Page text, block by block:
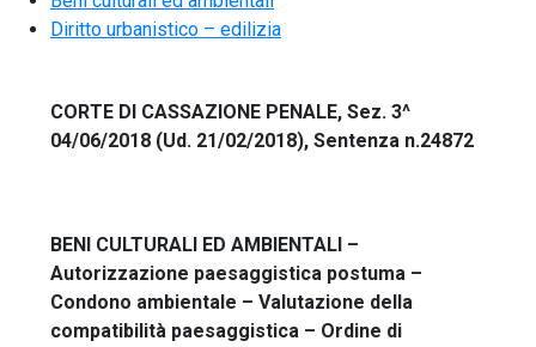
Diritto urbanistico – edilizia
CORTE DI CASSAZIONE PENALE, Sez. 3^
04/06/2018 (Ud. 21/02/2018), Sentenza n.24872
BENI CULTURALI ED AMBIENTALI –
Autorizzazione paesaggistica postuma –
Condono ambientale – Valutazione della
compatibilità paesaggistica – Ordine di